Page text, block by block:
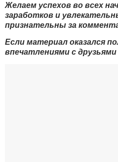
Желаем успехов во всех
заработков и
признательны за
Если материал оказался
впечатлениями с